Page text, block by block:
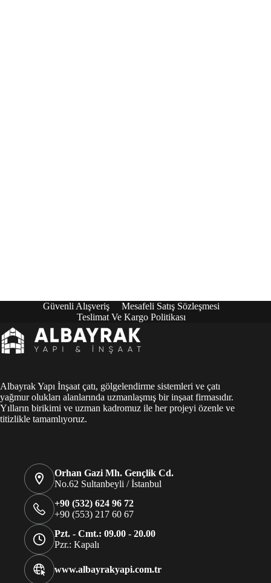
Güvenli Alışveriş
Mesafeli Satış Sözleşmesi
Teslimat Ve Kargo Politikası
Albayrak Yapı İnşaat çatı, gölgelendirme sistemleri ve çatı
yağmur olukları alanlarında uzmanlaşmış bir inşaat firmasıdır.
Yılların birikimi ve uzman kadromuz ile her projeyi özenle ve
titizlikle tamamlıyoruz.
Orhan Gazi Mh. Gençlik Cd.
No.62 Sultanbeyli / İstanbul
+90 (532) 624 96 72
+90 (553) 217 60 67
Pzt. - Cmt.: 09.00 - 20.00
Pzr.: Kapalı
www.albayrakyapi.com.tr